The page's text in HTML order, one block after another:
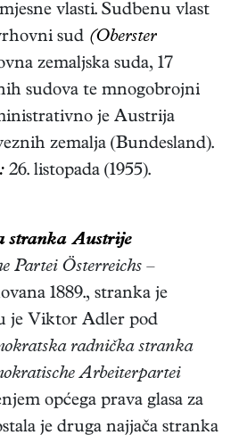
vlasti. Sudbenu vlast
sud (Oberster
zemaljska suda, 17
sudova te mnogobrojni
je Austrija
zemalja (Bundesland).
26. listopada (1955).
stranka Austrije
Partei Österreichs –
1889., stranka je
je Viktor Adler pod
radnička stranka
Arbeiterpartei
općega prava glasa za
je druga najjača stranka